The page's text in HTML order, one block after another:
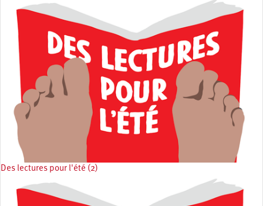
Des lectures pour l'été (2)